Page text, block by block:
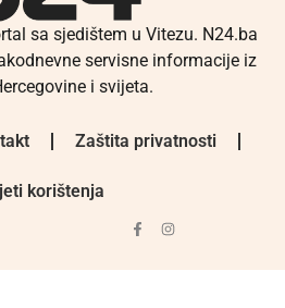
sa sjedištem u Vitezu. N24.ba
servisne informacije iz
i svijeta.
Zaštita privatnosti
korištenja